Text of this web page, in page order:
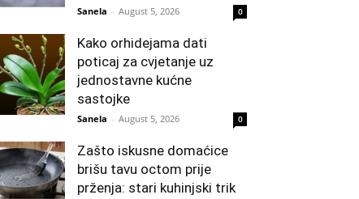
Sanela - August 5, 2026 0
Kako orhidejama dati
poticaj za cvjetanje uz
jednostavne kućne
sastojke
Sanela - August 5, 2026 0
Zašto iskusne domaćice
brišu tavu octom prije
prženja: stari kuhinjski trik